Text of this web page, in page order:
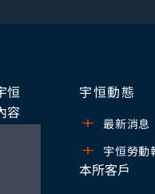
恒
容
宇恒動態
最新消息
宇恒勞動
本所客戶